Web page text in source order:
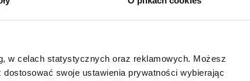
w celach statystycznych oraz reklamowych. Możesz
swoje ustawienia prywatności wybierając